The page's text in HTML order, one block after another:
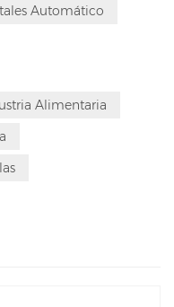
0,4 mm) como
ferrosos. Es
cápsulas y
rotativas de
envasado de
Automático
Alimentaria